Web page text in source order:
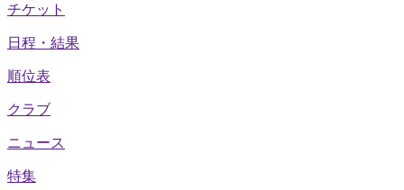
チケット
日程・結果
順位表
クラブ
ニュース
特集